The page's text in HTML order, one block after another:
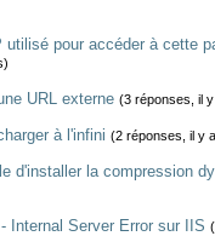
utilisé pour accéder à cette
URL externe (3 réponses, il
à l'infini (2 réponses, il y
d'installer la compression
Internal Server Error sur IIS